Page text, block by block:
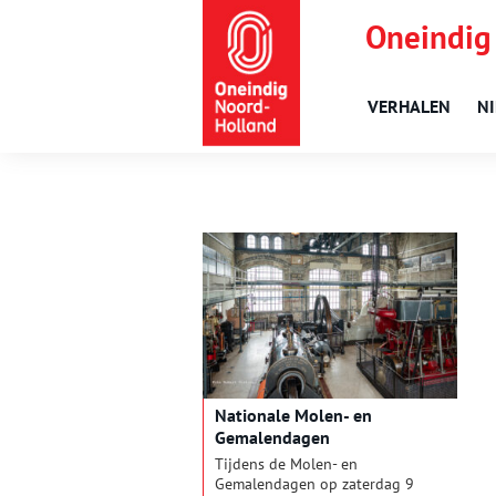
VERHALEN
Nationale Molen- en
Gemalendagen
Tijdens de Molen- en
Gemalendagen op zaterdag 9